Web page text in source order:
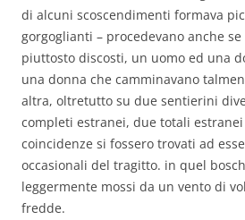
di alcuni scoscendimenti formava
gorgoglianti – procedevano anche
piuttosto discosti, un uomo ed una
una donna che camminavano
altra, oltretutto su due sentierini
completi estranei, due totali
coincidenze si fossero trovati ad
occasionali del tragitto. in quel
leggermente mossi da un vento di
fredde.